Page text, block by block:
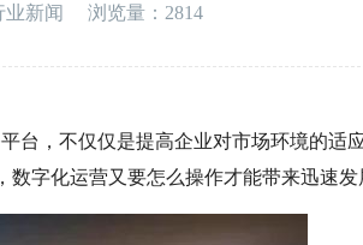
业新闻 浏览量：2814
，不仅仅是提高企业对市场环境的适
字化运营又要怎么操作才能带来迅速